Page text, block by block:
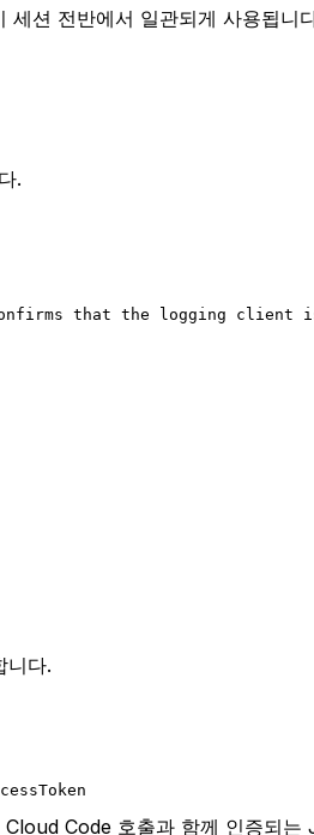
션 전반에서 일관되게 사용됩
.
that the logging client
니다.
Cloud Code 호출과 함께 인증되는